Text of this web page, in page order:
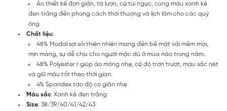
Áo thiết kế đơn giản, tà lượn, có túi ngực, cùng màu xanh kẻ
đen trắng đến phong cách thời thượng và lịch lãm cho các quý
ông
Chất liệu:
48% Modal sợi sồi thiên nhiên mang đến bề mặt vải mềm mại,
mịn màng, sự dễ chịu cho người mặc dù ở mùa nào trong năm.
48% Polyester r giúp áo mỏng nhẹ, có độ trơn trượt, màu sắc nét
và giữ màu tốt theo thời gian.
4% Spandex tạo độ co giãn nhẹ
Màu sắc: Xanh kẻ đen trắng
Size: 38/39/40/41/42/43